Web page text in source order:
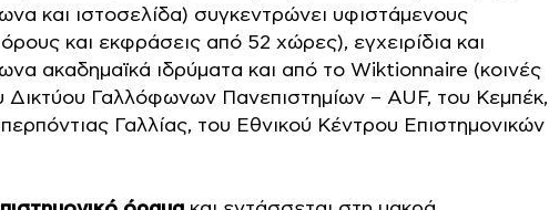
και ιστοσελίδα) συγκεντρώνει υφιστάμενους
και εκφράσεις από 52 χώρες), εγχειρίδια και
ακαδημαϊκά ιδρύματα και από το Wiktionnaire (κοινές
Δικτύου Γαλλόφωνων Πανεπιστημίων – AUF, του Κεμπέκ,
Γαλλίας, του Εθνικού Κέντρου Επιστημονικών